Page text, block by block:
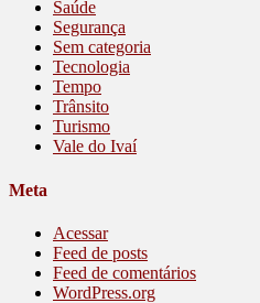
Saúde
Segurança
Sem categoria
Tecnologia
Tempo
Trânsito
Turismo
Vale do Ivaí
Meta
Acessar
Feed de posts
Feed de comentários
WordPress.org